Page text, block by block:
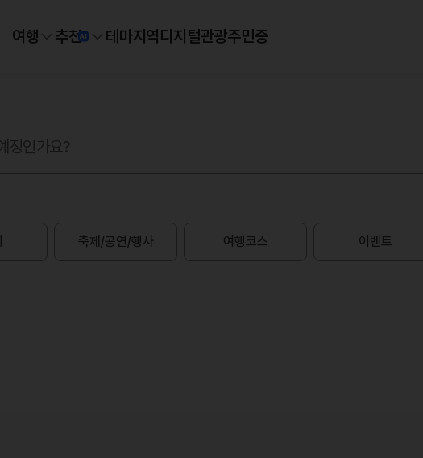
여행 추천 테마지역 디지털관광주민증
축제/공연/행사 여행코스 이벤트